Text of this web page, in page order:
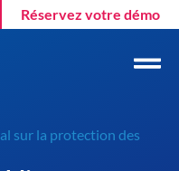
Réservez votre démo
sur la protection des